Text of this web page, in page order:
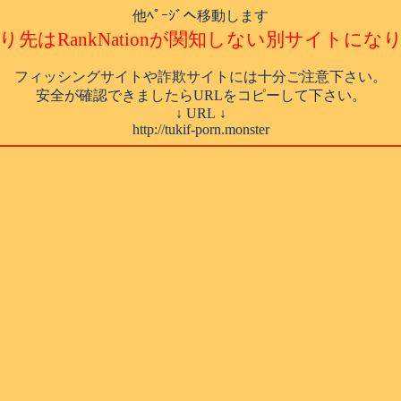
他ﾍﾟｰｼﾞへ移動します
先はRankNationが関知しない別サイトにな
フィッシングサイトや詐欺サイトには十分ご注意下さい。
安全が確認できましたらURLをコピーして下さい。
↓ URL ↓
http://tukif-porn.monster